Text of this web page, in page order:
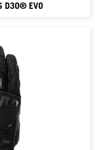
D3O® EVO